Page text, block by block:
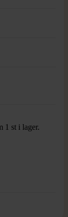
1 st i lager.